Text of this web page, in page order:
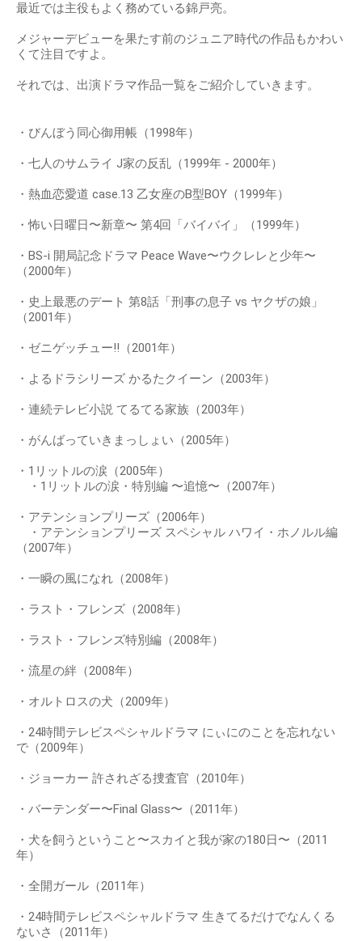
最近では主役もよく務めている錦戸亮。
メジャーデビューを果たす前のジュニア時代の作品もかわい
くて注目ですよ。
それでは、出演ドラマ作品一覧をご紹介していきます。
・びんぼう同心御用帳（1998年）
・七人のサムライ J家の反乱（1999年 - 2000年）
・熱血恋愛道 case.13 乙女座のB型BOY（1999年）
・怖い日曜日〜新章〜 第4回「バイバイ」（1999年）
・BS-i 開局記念ドラマ Peace Wave〜ウクレレと少年〜
（2000年）
・史上最悪のデート 第8話「刑事の息子 vs ヤクザの娘」
（2001年）
・ゼニゲッチュー!!（2001年）
・よるドラシリーズ かるたクイーン（2003年）
・連続テレビ小説 てるてる家族（2003年）
・がんばっていきまっしょい（2005年）
・1リットルの涙（2005年）
・1リットルの涙・特別編 〜追憶〜（2007年）
・アテンションプリーズ（2006年）
・アテンションプリーズ スペシャル ハワイ・ホノルル編
（2007年）
・一瞬の風になれ（2008年）
・ラスト・フレンズ（2008年）
・ラスト・フレンズ特別編（2008年）
・流星の絆（2008年）
・オルトロスの犬（2009年）
・24時間テレビスペシャルドラマ にぃにのことを忘れない
で（2009年）
・ジョーカー 許されざる捜査官（2010年）
・バーテンダー〜Final Glass〜（2011年）
・犬を飼うということ〜スカイと我が家の180日〜（2011
年）
・全開ガール（2011年）
・24時間テレビスペシャルドラマ 生きてるだけでなんくる
ないさ（2011年）